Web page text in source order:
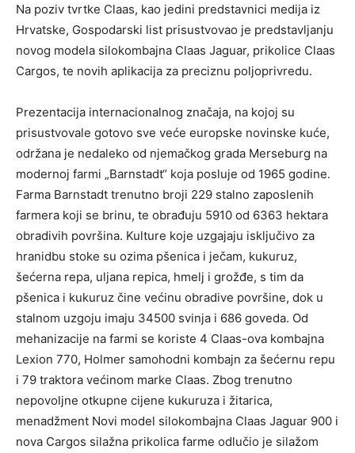
Na poziv tvrtke Claas, kao jedini predstavnici medija iz
Hrvatske, Gospodarski list prisustvovao je predstavljanju
novog modela silokombajna Claas Jaguar, prikolice Claas
Cargos, te novih aplikacija za preciznu poljoprivredu.
Prezentacija internacionalnog značaja, na kojoj su
prisustvovale gotovo sve veće europske novinske kuće,
održana je nedaleko od njemačkog grada Merseburg na
modernoj farmi „Barnstadt“ koja posluje od 1965 godine.
Farma Barnstadt trenutno broji 229 stalno zaposlenih
farmera koji se brinu, te obrađuju 5910 od 6363 hektara
obradivih površina. Kulture koje uzgajaju isključivo za
hranidbu stoke su ozima pšenica i ječam, kukuruz,
šećerna repa, uljana repica, hmelj i grožđe, s tim da
pšenica i kukuruz čine većinu obradive površine, dok u
stalnom uzgoju imaju 34500 svinja i 686 goveda. Od
mehanizacije na farmi se koriste 4 Claas-ova kombajna
Lexion 770, Holmer samohodni kombajn za šećernu repu
i 79 traktora većinom marke Claas. Zbog trenutno
nepovoljne otkupne cijene kukuruza i žitarica,
menadžment Novi model silokombajna Claas Jaguar 900 i
nova Cargos silažna prikolica farme odlučio je silažom